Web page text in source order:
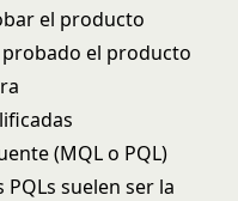
el producto
el producto
(MQL o PQL)
suelen ser la